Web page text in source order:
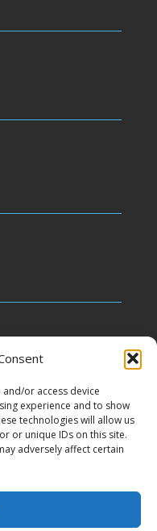
or access device
experience and to show
technologies will allow us
or unique IDs on this site.
adversely affect certain